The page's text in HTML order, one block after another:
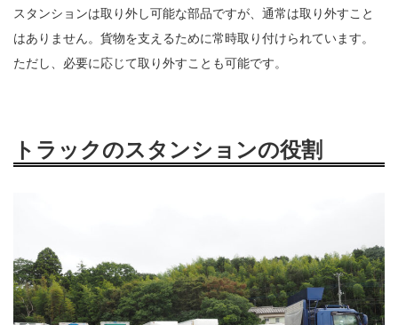
スタンションは取り外し可能な部品ですが、通常は取り外すこと
はありません。貨物を支えるために常時取り付けられています。
ただし、必要に応じて取り外すことも可能です。
トラックのスタンションの役割